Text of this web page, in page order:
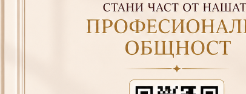
F.O.X TOP STEEL, 14 ML